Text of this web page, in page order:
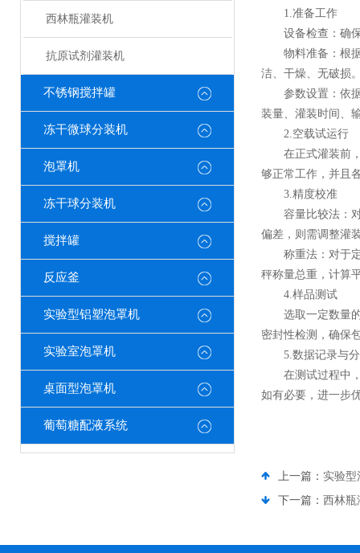
西林瓶灌装机
抗原试剂灌装机
不锈钢搅拌罐
冻干微球分装机
泡罩机
冻干球分装机
搅拌罐
反应釜
实验型铝塑泡罩机
实验室泡罩机
桌面型泡罩机
葡萄糖配液系统
1.准备工作
设备检查：确保
物料准备：根据
洁、干燥、无破损
参数设置：依据
装量、灌装时间、
2.空载试运行
在正式灌装前，
够正常工作，并且
3.精度校准
容量比较法：对
偏差，则需调整灌
称重法：对于定
秤称量总重，计算
4.样品测试
选取一定数量的
密封性检测，确保
5.数据记录与分
在测试过程中，
如有必要，进一步
上一篇： 实验型
下一篇： 西林瓶